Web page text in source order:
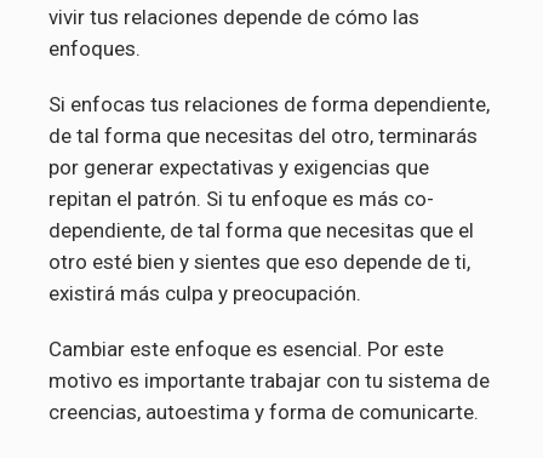
vivir tus relaciones depende de cómo las
enfoques.
Si enfocas tus relaciones de forma dependiente,
de tal forma que necesitas del otro, terminarás
por generar expectativas y exigencias que
repitan el patrón. Si tu enfoque es más co-
dependiente, de tal forma que necesitas que el
otro esté bien y sientes que eso depende de ti,
existirá más culpa y preocupación.
Cambiar este enfoque es esencial. Por este
motivo es importante trabajar con tu sistema de
creencias, autoestima y forma de comunicarte.